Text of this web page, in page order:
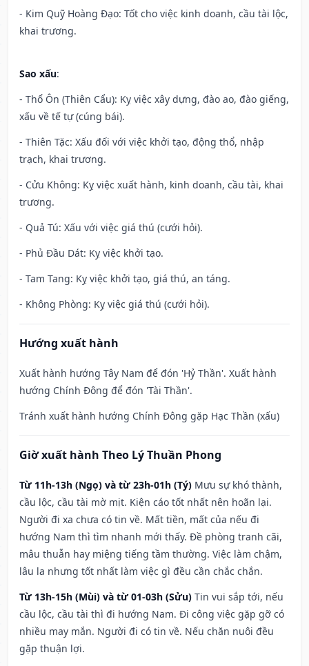
- Kim Quỹ Hoàng Đạo: Tốt cho việc kinh doanh, cầu tài lộc,
khai trương.
Sao xấu:
- Thổ Ôn (Thiên Cẩu): Kỵ việc xây dựng, đào ao, đào giếng,
xấu về tế tự (cúng bái).
- Thiên Tặc: Xấu đối với việc khởi tạo, động thổ, nhập
trạch, khai trương.
- Cửu Không: Kỵ việc xuất hành, kinh doanh, cầu tài, khai
trương.
- Quả Tú: Xấu với việc giá thú (cưới hỏi).
- Phủ Đầu Dát: Kỵ việc khởi tạo.
- Tam Tang: Kỵ việc khởi tạo, giá thú, an táng.
- Không Phòng: Kỵ việc giá thú (cưới hỏi).
Hướng xuất hành
Xuất hành hướng Tây Nam để đón 'Hỷ Thần'. Xuất hành
hướng Chính Đông để đón 'Tài Thần'.
Tránh xuất hành hướng Chính Đông gặp Hạc Thần (xấu)
Giờ xuất hành Theo Lý Thuần Phong
Từ 11h-13h (Ngọ) và từ 23h-01h (Tý) Mưu sự khó thành,
cầu lộc, cầu tài mờ mịt. Kiện cáo tốt nhất nên hoãn lại.
Người đi xa chưa có tin về. Mất tiền, mất của nếu đi
hướng Nam thì tìm nhanh mới thấy. Đề phòng tranh cãi,
mâu thuẫn hay miệng tiếng tầm thường. Việc làm chậm,
lâu la nhưng tốt nhất làm việc gì đều cần chắc chắn.
Từ 13h-15h (Mùi) và từ 01-03h (Sửu) Tin vui sắp tới, nếu
cầu lộc, cầu tài thì đi hướng Nam. Đi công việc gặp gỡ có
nhiều may mắn. Người đi có tin về. Nếu chăn nuôi đều
gặp thuận lợi.